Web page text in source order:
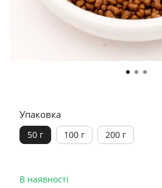
Упаковка
50 г 100 г 200 г
В наявності